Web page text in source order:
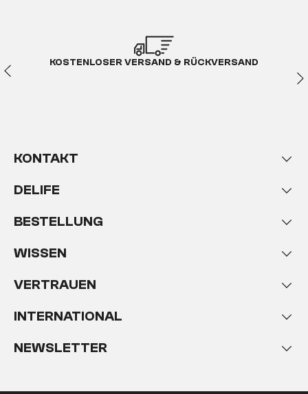
KOSTENLOSER VERSAND & RÜCKVERSAND
KONTAKT
DELIFE
BESTELLUNG
WISSEN
VERTRAUEN
INTERNATIONAL
NEWSLETTER